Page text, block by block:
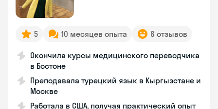
5 10 месяцев опыта 6 отзывов
Окончила курсы медицинского переводчика
в Бостоне
Преподавала турецкий язык в Кыргызстане и
Москве
Работала в США, получая практический опыт